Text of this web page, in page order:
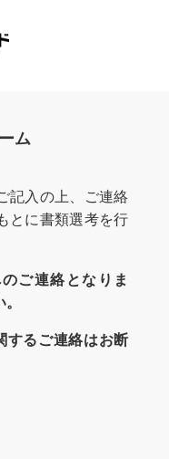
ム
記入の上、ご連絡
とに書類選考を行
ご連絡となりま
するご連絡はお断